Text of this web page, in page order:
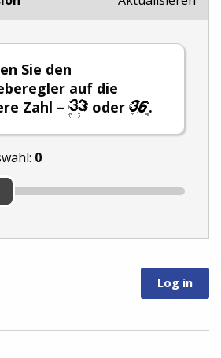
Sie den
auf die
Zahl –
oder .
0